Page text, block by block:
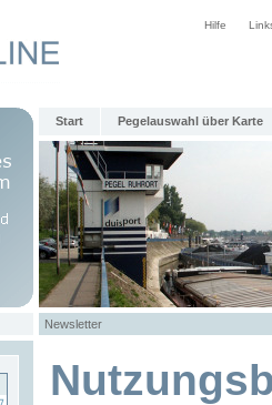
Hilfe
Start Pegelauswahl über Karte
Newsletter